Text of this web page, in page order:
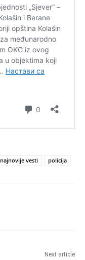
najnovije vesti policija
Next article